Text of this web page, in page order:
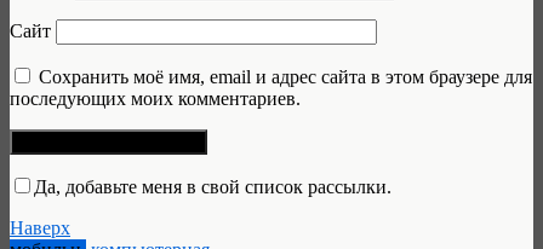
Сайт
Сохранить моё имя, email и адрес сайта в этом браузере для
последующих моих комментариев.
Да, добавьте меня в свой список рассылки.
Наверх